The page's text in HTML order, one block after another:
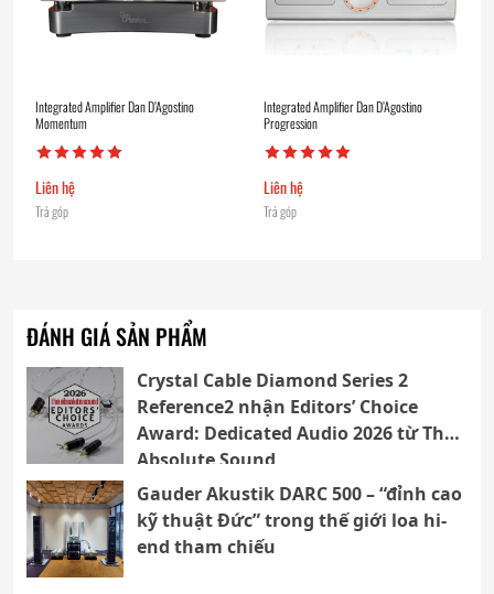
Integrated Amplifier Dan D’Agostino
Momentum
Liên hệ
Trả góp
Integrated Amplifier Dan D’Agostino
Progression
Liên hệ
Trả góp
ĐÁNH GIÁ SẢN PHẨM
Crystal Cable Diamond Series 2
Reference2 nhận Editors’ Choice
Award: Dedicated Audio 2026 từ The
Absolute Sound
Gauder Akustik DARC 500 – “đỉnh cao
kỹ thuật Đức” trong thế giới loa hi-
end tham chiếu